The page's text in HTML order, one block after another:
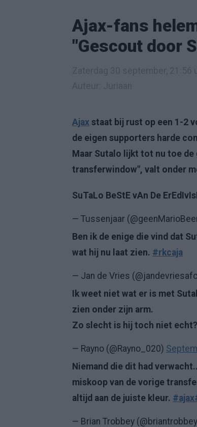
Ajax-fans
"Gescout door
Ajax staat bij rust op een 1-2
de eigen supporters harde
Maar Sutalo lijkt tot nu toe
transferwindow", valt onder
SuTaLo BeStE vAn De
— Tussenjaar
Ben ik de enige die vind dat
wat hij nu laat zien. #rkcaja
— Jan de Vries
Ik weet niet wat er is met
zien onder zijn arm.
Zo slecht is hij toch niet
— Rayno (@Rayno_020)
Niemand die dit had
miskoop van de vorige
altijd aan de juiste kleur. #ajax
— Brian Trobbey